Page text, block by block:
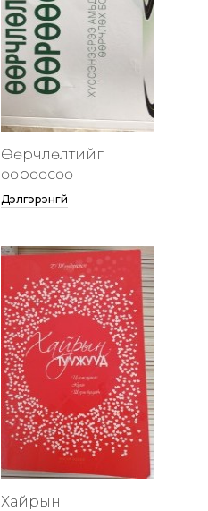
Өөрчлөлтийг
өөрөөсөө
Дэлгэрэнгүй
Хайрын